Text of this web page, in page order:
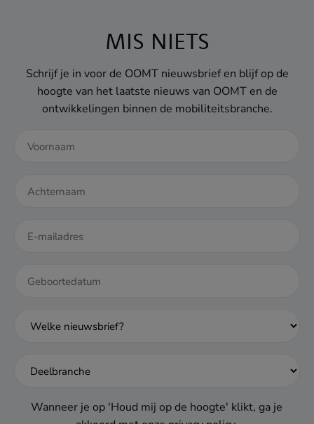
MIS NIETS
Schrijf je in voor de OOMT nieuwsbrief en blijf op de
hoogte van het laatste nieuws van OOMT en de
ontwikkelingen binnen de mobiliteitsbranche.
DD
MM
Wanneer je op 'Houd mij op de hoogte' klikt, ga je